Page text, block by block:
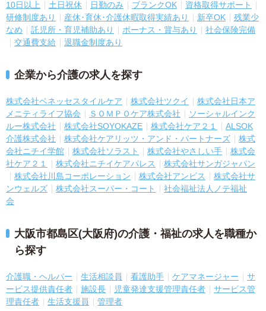
10日以上
土日祝休 日勤のみ ブランクOK
資格取得サポート
研修制度あり
産休･育休･介護休暇取得実績あり 新卒OK
残業少
なめ
託児所・育児補助あり ボーナス・賞与あり
社会保険完備
交通費支給
退職金制度あり
企業から介護の求人を探す
株式会社ベネッセスタイルケア 株式会社ツクイ
株式会社日本ア
メニティライフ協会
ＳＯＭＰＯケア株式会社
ソーシャルインク
ルー株式会社
株式会社SOYOKAZE 株式会社ケア２１
ALSOK
介護株式会社
株式会社ケアリッツ・アンド・パートナーズ
株式
会社ニチイ学館
株式会社ソラスト 株式会社やさしい手
株式会
社ケア２１
株式会社ニチイケアパレス
株式会社サンガジャパン
株式会社川島コーポレーション
株式会社アンビス
株式会社サ
ンウェルズ
株式会社スーパー・コート
社会福祉法人ノテ福祉
会
大阪市都島区(大阪府)の介護・福祉の求人を職種か
ら探す
介護職・ヘルパー 生活相談員 看護助手 ケアマネージャー
サ
ービス提供責任者
施設長 児童発達支援管理責任者
サービス管
理責任者
生活支援員 管理者